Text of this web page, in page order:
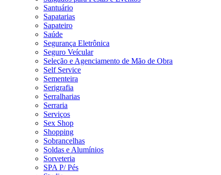
Santuário
Sapatarias
Sapateiro
Saúde
Segurança Eletrônica
Seguro Veícular
Seleção e Agenciamento de Mão de Obra
Self Service
Sementeira
Serigrafia
Serralharias
Serraria
Serviços
Sex Shop
Shopping
Sobrancelhas
Soldas e Alumínios
Sorveteria
SPA P/ Pés